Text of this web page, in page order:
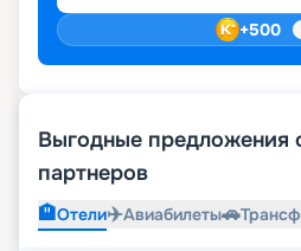
+500
Выгодные предложения
партнеров
🏨Отели✈️Авиабилеты🚗